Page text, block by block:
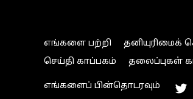
எங்களை பற்றி
செய்தி காப்பகம்
தலைப்புகள்
எங்களைப் பின்தொடரவும்